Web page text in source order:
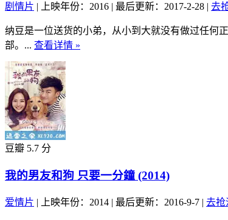
剧情片 | 上映年份：2016 | 最后更新：2017-2-28 | 去
纳豆是一位送货的小弟，从小到大就没有做过任何
部。... 查看详情 »
豆瓣 5.7 分
我的男友和狗 只要一分鐘 (2014)
爱情片 | 上映年份：2014 | 最后更新：2016-9-7 | 去抢